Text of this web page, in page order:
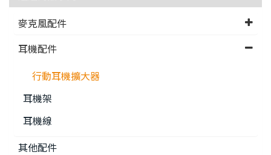
麥克風配件
耳機配件
行動耳機擴大器
耳機架
耳機線
其他配件